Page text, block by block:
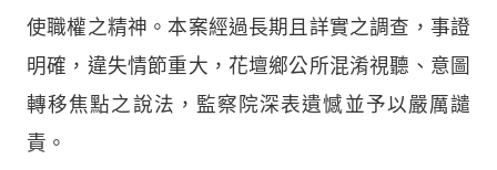
使職權之精神。本案經過長期且詳實之調查，事證
明確，違失情節重大，花壇鄉公所混淆視聽、意圖
轉移焦點之說法，監察院深表遺憾並予以嚴厲譴
責。